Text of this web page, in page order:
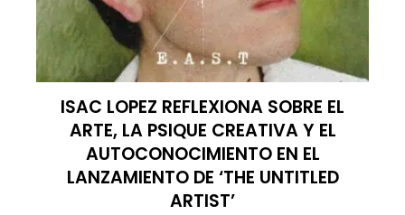
ISAC LOPEZ REFLEXIONA SOBRE EL
ARTE, LA PSIQUE CREATIVA Y EL
AUTOCONOCIMIENTO EN EL
LANZAMIENTO DE ‘THE UNTITLED
ARTIST’